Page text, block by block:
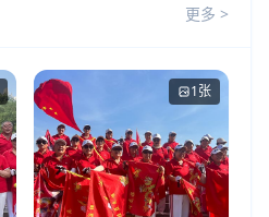
更多 >
1张